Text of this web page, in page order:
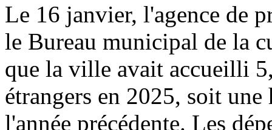
Le 16 janvier, l'agence de
le Bureau municipal de la
que la ville avait accueilli
étrangers en 2025, soit
l'année précédente. Les